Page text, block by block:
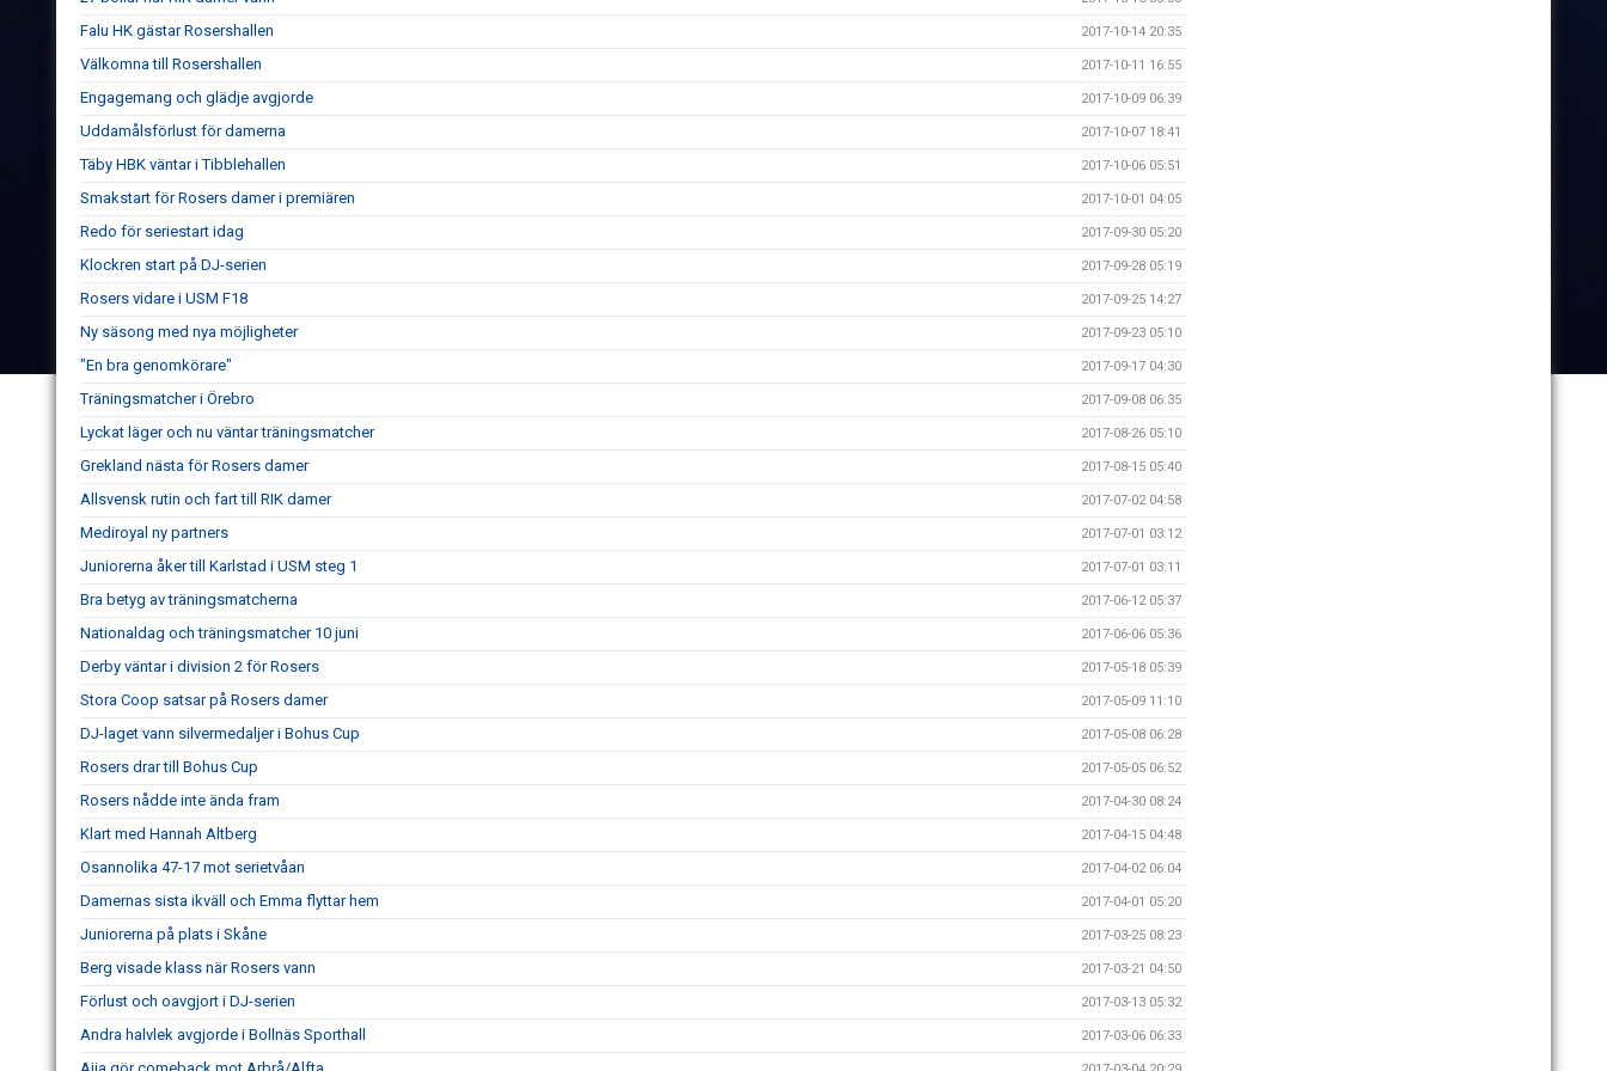
Falu HK gästar Rosershallen 2017-10-14 20:35
Välkomna till Rosershallen 2017-10-11 16:55
Engagemang och glädje avgjorde 2017-10-09 06:39
Uddamålsförlust för damerna 2017-10-07 18:41
Täby HBK väntar i Tibblehallen 2017-10-06 05:51
Smakstart för Rosers damer i premiären 2017-10-01 04:05
Redo för seriestart idag 2017-09-30 05:20
Klockren start på DJ-serien 2017-09-28 05:19
Rosers vidare i USM F18 2017-09-25 14:27
Ny säsong med nya möjligheter 2017-09-23 05:10
"En bra genomkörare" 2017-09-17 04:30
Träningsmatcher i Örebro 2017-09-08 06:35
Lyckat läger och nu väntar träningsmatcher 2017-08-26 05:10
Grekland nästa för Rosers damer 2017-08-15 05:40
Allsvensk rutin och fart till RIK damer 2017-07-02 04:58
Mediroyal ny partners 2017-07-01 03:12
Juniorerna åker till Karlstad i USM steg 1 2017-07-01 03:11
Bra betyg av träningsmatcherna 2017-06-12 05:37
Nationaldag och träningsmatcher 10 juni 2017-06-06 05:36
Derby väntar i division 2 för Rosers 2017-05-18 05:39
Stora Coop satsar på Rosers damer 2017-05-09 11:10
DJ-laget vann silvermedaljer i Bohus Cup 2017-05-08 06:28
Rosers drar till Bohus Cup 2017-05-05 06:52
Rosers nådde inte ända fram 2017-04-30 08:24
Klart med Hannah Altberg 2017-04-15 04:48
Osannolika 47-17 mot serietvåan 2017-04-02 06:04
Damernas sista ikväll och Emma flyttar hem 2017-04-01 05:20
Juniorerna på plats i Skåne 2017-03-25 08:23
Berg visade klass när Rosers vann 2017-03-21 04:50
Förlust och oavgjort i DJ-serien 2017-03-13 05:32
Andra halvlek avgjorde i Bollnäs Sporthall 2017-03-06 06:33